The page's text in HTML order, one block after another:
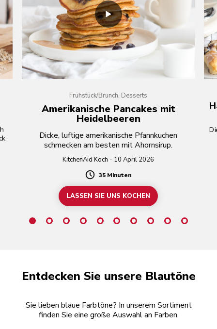
Frühstück/Brunch, Desserts
Amerikanische Pancakes mit
Heidelbeeren
Dicke, luftige amerikanische Pfannkuchen
schmecken am besten mit Ahornsirup.
KitchenAid Koch - 10 April 2026
Duration
35 Minuten
LASSEN SIE UNS KOCHEN
Entdecken Sie unsere Blautöne
Sie lieben blaue Farbtöne? In unserem Sortiment
finden Sie eine große Auswahl an Farben.